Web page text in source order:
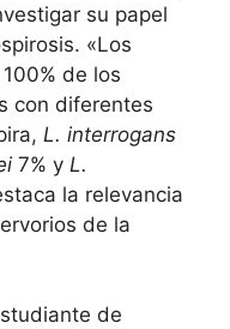
su papel
«Los
de los
con diferentes
L. interrogans
7% y L.
la relevancia
de la
de